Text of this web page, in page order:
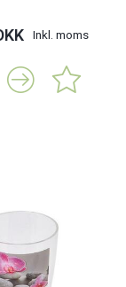
Inkl. moms